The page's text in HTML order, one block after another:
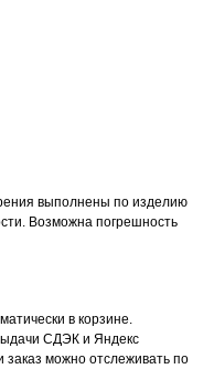
выполнены по изделию
Возможна погрешность
в корзине.
СДЭК и Яндекс
заказ можно отслеживать по